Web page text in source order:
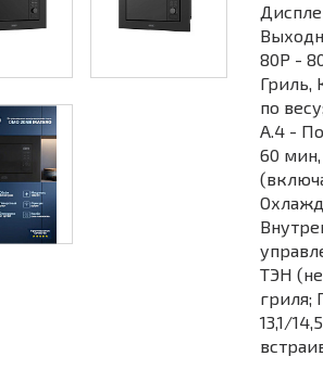
80Р -
Гриль,
по
А.4 -
60
ТЭН
гриля;
13,1/